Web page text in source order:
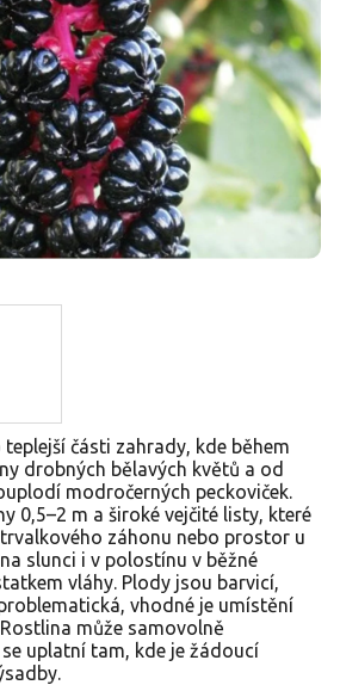
části zahrady, kde během
drobných bělavých květů a od
modročerných peckoviček.
0,5–2 m a široké vejčité listy, které
záhonu nebo prostor u
slunci i v polostínu v běžné
vláhy. Plody jsou barvicí,
vhodné je umístění
může samovolně
uplatní tam, kde je žádoucí